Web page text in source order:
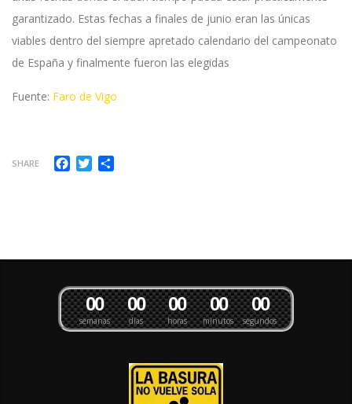
garantizado. Estas fechas a finales de junio eran las únicas
viables dentro del siempre apretado calendario del campeonato
de España y finalmente fueron las elegidas
Fuente: Faro de Vigo
SHARE Facebook
Twitter
semanas
00
días
00
horas
00
minutos
00
segundos
00